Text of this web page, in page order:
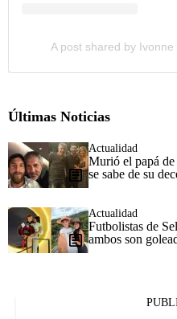
A post shared by
Últimas Noticias
Actualidad
Murió el papá
se sabe de su
Actualidad
Futbolistas de
ambos son